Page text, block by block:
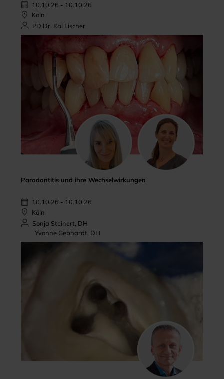
10.10.26 - 10.10.26
Köln
PD Dr. Kai Fischer
Parodontitis und ihre Wechselwirkungen
10.10.26 - 10.10.26
Köln
Sonja Steinert, DH
Yvonne Gebhardt, DH